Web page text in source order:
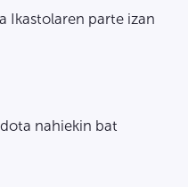
Ikastolaren parte izan
nahiekin bat